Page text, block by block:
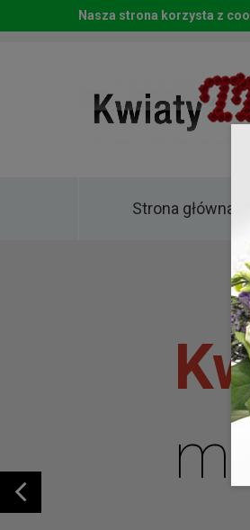
Strona główna
Nasza strona korzysta z